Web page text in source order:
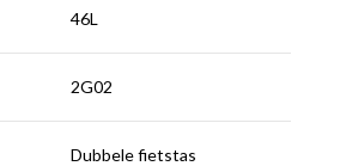
46L
2G02
Dubbele fietstas